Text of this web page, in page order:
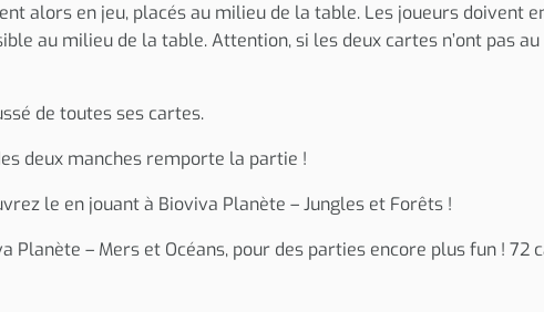
alors en jeu, placés au milieu de la table. Les joueurs doivent
au milieu de la table. Attention, si les deux cartes n’ont pas
de toutes ses cartes.
deux manches remporte la partie !
le en jouant à Bioviva Planète – Jungles et Forêts !
Planète – Mers et Océans, pour des parties encore plus fun ! 72